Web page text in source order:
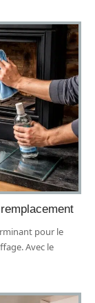
pour le
Avec le